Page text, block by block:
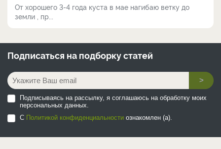
От хорошего 3-4 года куста в мае нагибаю ветку до
земли , пр...
Подписаться на подборку статей
>
Подписываясь на рассылку, я соглашаюсь на обработку моих
персональных данных.
С Политикой конфиденциальности ознакомлен (а).